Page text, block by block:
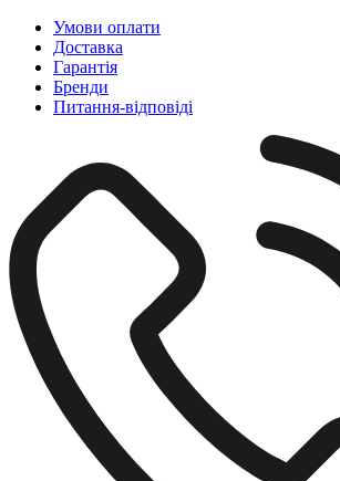
Умови оплати
Доставка
Гарантія
Бренди
Питання-відповіді